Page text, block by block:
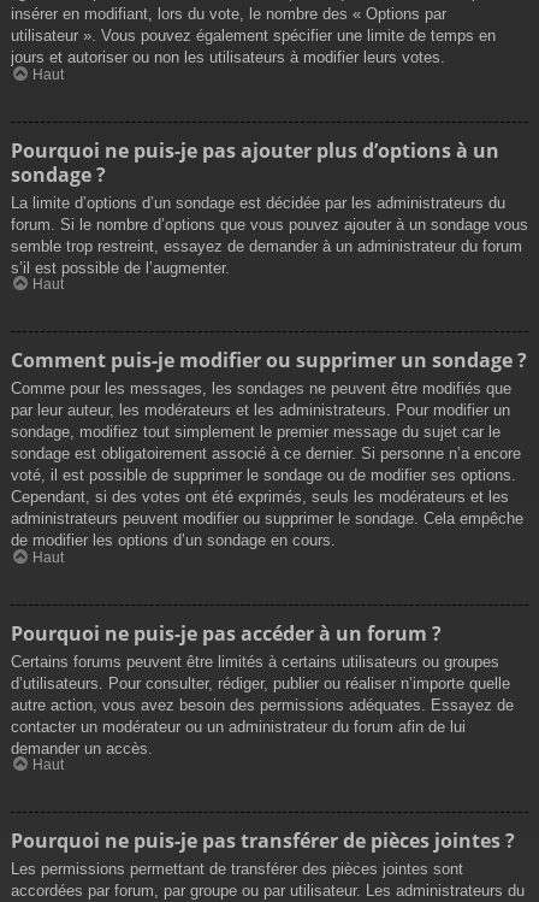
insérer en modifiant, lors du vote, le nombre des « Options par
utilisateur ». Vous pouvez également spécifier une limite de temps en
jours et autoriser ou non les utilisateurs à modifier leurs votes.
Haut
Pourquoi ne puis-je pas ajouter plus d’options à un
sondage ?
La limite d’options d’un sondage est décidée par les administrateurs du
forum. Si le nombre d’options que vous pouvez ajouter à un sondage vous
semble trop restreint, essayez de demander à un administrateur du forum
s’il est possible de l’augmenter.
Haut
Comment puis-je modifier ou supprimer un sondage ?
Comme pour les messages, les sondages ne peuvent être modifiés que
par leur auteur, les modérateurs et les administrateurs. Pour modifier un
sondage, modifiez tout simplement le premier message du sujet car le
sondage est obligatoirement associé à ce dernier. Si personne n’a encore
voté, il est possible de supprimer le sondage ou de modifier ses options.
Cependant, si des votes ont été exprimés, seuls les modérateurs et les
administrateurs peuvent modifier ou supprimer le sondage. Cela empêche
de modifier les options d’un sondage en cours.
Haut
Pourquoi ne puis-je pas accéder à un forum ?
Certains forums peuvent être limités à certains utilisateurs ou groupes
d’utilisateurs. Pour consulter, rédiger, publier ou réaliser n’importe quelle
autre action, vous avez besoin des permissions adéquates. Essayez de
contacter un modérateur ou un administrateur du forum afin de lui
demander un accès.
Haut
Pourquoi ne puis-je pas transférer de pièces jointes ?
Les permissions permettant de transférer des pièces jointes sont
accordées par forum, par groupe ou par utilisateur. Les administrateurs du